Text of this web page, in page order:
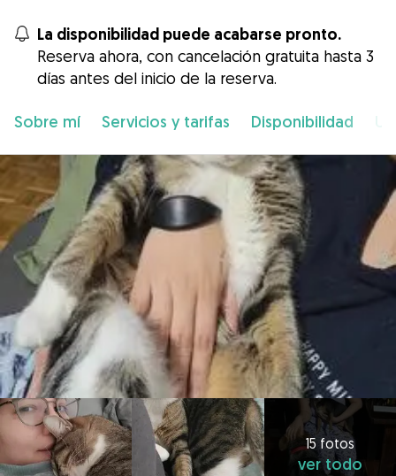
La disponibilidad puede acabarse pronto.
Reserva ahora, con cancelación gratuita hasta 3
días antes del inicio de la reserva.
Sobre mí Servicios y tarifas Disponibilidad
15 fotos
ver todo